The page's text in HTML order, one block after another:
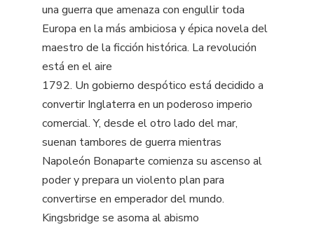
una guerra que amenaza con engullir toda
Europa en la más ambiciosa y épica novela del
maestro de la ficción histórica. La revolución
está en el aire
1792. Un gobierno despótico está decidido a
convertir Inglaterra en un poderoso imperio
comercial. Y, desde el otro lado del mar,
suenan tambores de guerra mientras
Napoleón Bonaparte comienza su ascenso al
poder y prepara un violento plan para
convertirse en emperador del mundo.
Kingsbridge se asoma al abismo